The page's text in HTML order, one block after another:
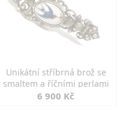
Unikátní stříbrná brož se
smaltem a říčními perlami
6 900 Kč